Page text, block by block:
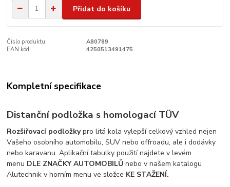
Přidat do košíku
Číslo produktu:
A80789
EAN kód:
4250513491475
Kompletní specifikace
Distanční podložka s homologací TÜV
Rozšiřovací podložkypro litá kola vylepší celkový vzhled nejen
Vašeho osobního automobilu, SUV nebo offroadu, ale i dodávky
nebo karavanu. Aplikační tabulky použití najdete v levém
menu DLE ZNAČKY AUTOMOBILŮ nebo v našem katalogu
Alutechnik v horním menu ve složce KE STAŽENÍ.